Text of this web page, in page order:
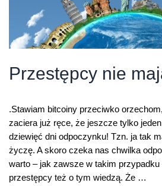
Przestępcy nie
.Stawiam bitcoiny przeciwko
zaciera już ręce, że jeszcze tylko
dziewięć dni odpoczynku! Tzn. ja tak
życzę. A skoro czeka nas chwilka
warto – jak zawsze w takim przypadku
przestępcy też o tym wiedzą. Że …